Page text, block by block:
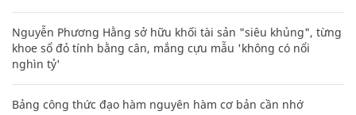
Nguyễn Phương Hằng sở hữu khối tài sản "siêu khủng", từng
khoe sổ đỏ tính bằng cân, mắng cựu mẫu 'không có nổi
nghìn tỷ'
Bảng công thức đạo hàm nguyên hàm cơ bản cần nhớ